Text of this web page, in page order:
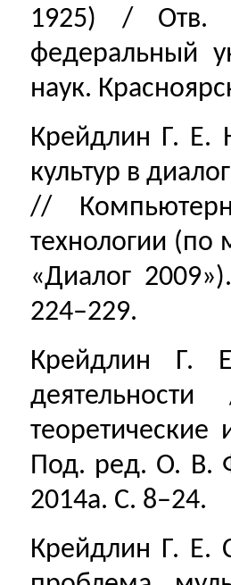
1925) / Отв.
федеральный
наук.
Крейдлин Г. Е.
культур в
//
технологии
«Диалог
224–229.
Крейдлин Г.
Под. ред. О. В.
2014а. С. 8–24.
Крейдлин Г. Е.